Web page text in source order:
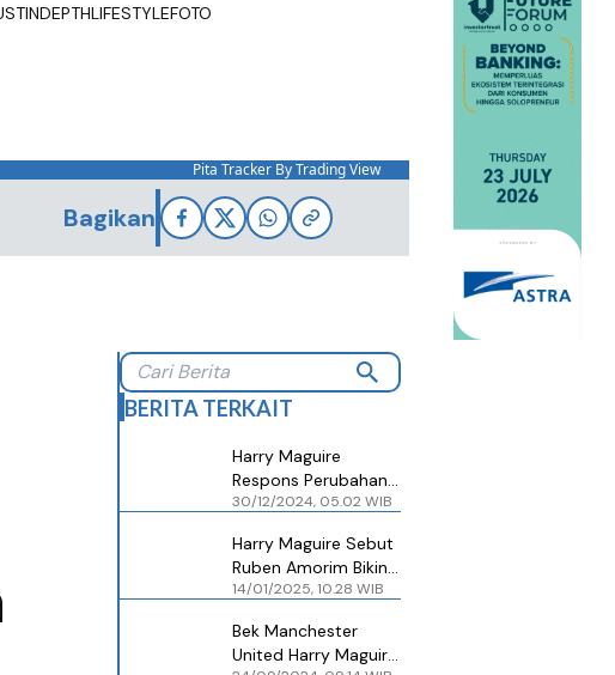
INDEPTHLIFESTYLEFOTO
Pita Tracker By Trading View
Bagikan
BERITA TERKAIT
Harry Maguire
Respons Perubahan
Formasi Bek
Era Ruben Amorim
30/12/2024, 05.02 WIB
Harry Maguire Sebut
Ruben Amorim Bikin
Dirinya Bertahan di
14/01/2025, 10.28 WIB
Bek Manchester
United Harry Maguire